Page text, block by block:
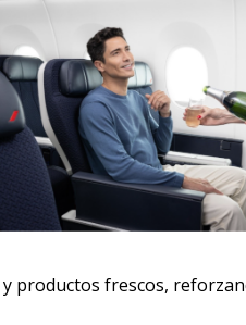
productos frescos,